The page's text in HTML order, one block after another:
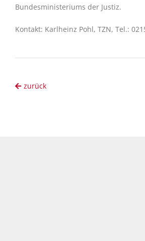
Bundesministeriums der Justiz.
Kontakt: Karlheinz Pohl, TZN, Tel.:
zurück